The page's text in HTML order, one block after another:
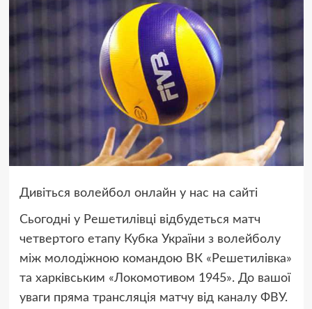
Дивіться волейбол онлайн у нас на сайті
Сьогодні у Решетилівці відбудеться матч
четвертого етапу Кубка України з волейболу
між молодіжною командою ВК «Решетилівка»
та харківським «Локомотивом 1945». До вашої
уваги пряма трансляція матчу від каналу ФВУ.